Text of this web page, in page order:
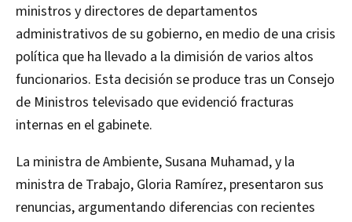
ministros y directores de departamentos
administrativos de su gobierno, en medio de una crisis
política que ha llevado a la dimisión de varios altos
funcionarios. Esta decisión se produce tras un Consejo
de Ministros televisado que evidenció fracturas
internas en el gabinete.
La ministra de Ambiente, Susana Muhamad, y la
ministra de Trabajo, Gloria Ramírez, presentaron sus
renuncias, argumentando diferencias con recientes